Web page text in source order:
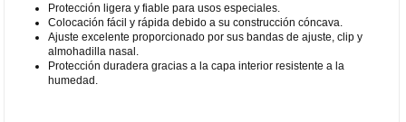
Protección ligera y fiable para usos especiales.
Colocación fácil y rápida debido a su construcción cóncava.
Ajuste excelente proporcionado por sus bandas de ajuste, clip y
almohadilla nasal.
Protección duradera gracias a la capa interior resistente a la
humedad.